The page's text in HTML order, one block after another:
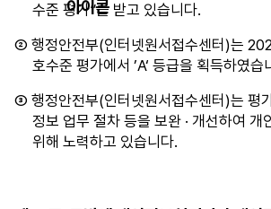
수준 평가”를 받고 있습니다.
② 행정안전부(인터넷원서접수센터)는
호수준 평가에서 ’A‘ 등급을 획득하였습
③ 행정안전부(인터넷원서접수센터)는 평
정보 업무 절차 등을 보완 · 개선하여 개
위해 노력하고 있습니다.